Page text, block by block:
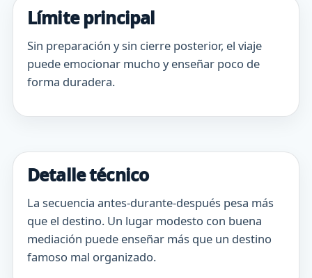
Límite principal
Sin preparación y sin cierre posterior, el viaje
puede emocionar mucho y enseñar poco de
forma duradera.
Detalle técnico
La secuencia antes-durante-después pesa más
que el destino. Un lugar modesto con buena
mediación puede enseñar más que un destino
famoso mal organizado.